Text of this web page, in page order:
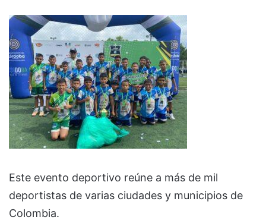
Este evento deportivo reúne a más de mil
deportistas de varias ciudades y municipios de
Colombia.